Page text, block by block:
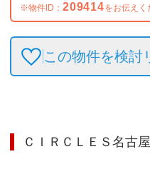
※物件ID： 209414をお伝えく
この物件を検討
ＣＩＲＣＬＥＳ名古